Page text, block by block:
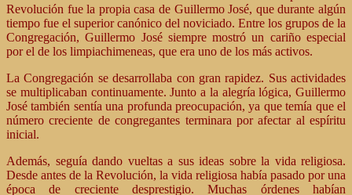
Revolución fue la propia casa de Guillermo José, que durante algún
tiempo fue el superior canónico del noviciado. Entre los grupos de la
Congregación, Guillermo José siempre mostró un cariño especial
por el de los limpiachimeneas, que era uno de los más activos.
La Congregación se desarrollaba con gran rapidez. Sus actividades
se multiplicaban continuamente. Junto a la alegría lógica, Guillermo
José también sentía una profunda preocupación, ya que temía que el
número creciente de congregantes terminara por afectar al espíritu
inicial.
Además, seguía dando vueltas a sus ideas sobre la vida religiosa.
Desde antes de la Revolución, la vida religiosa había pasado por una
época de creciente desprestigio. Muchas órdenes habían